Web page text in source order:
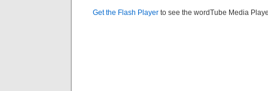
Get the Flash Player to see the wordTube Media